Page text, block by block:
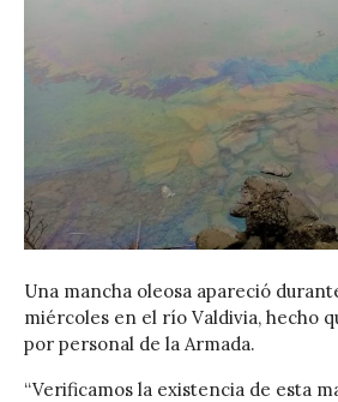
Una mancha oleosa apareció
miércoles en el río Valdivia, hecho
por personal de la Armada.
“Verificamos la existencia de esta